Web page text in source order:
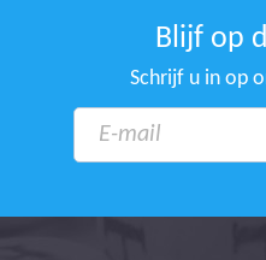
Blijf op
Schrijf u in op